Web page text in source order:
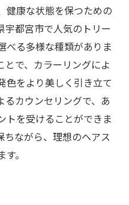
健康な状態を保つための
宇都宮市で人気のトリー
べる多様な種類がありま
とで、カラーリングによ
色をより美しく引き立て
るカウンセリングで、あ
トを受けることができま
ちながら、理想のヘアス
。